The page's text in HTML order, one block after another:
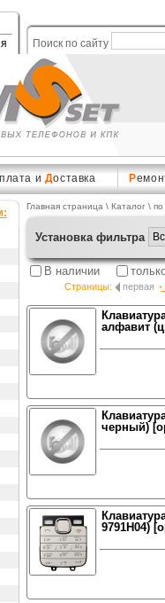
Поиск по сайту
плата и Доставка Р
Главная страница \ Каталог\ по
Установка фильтра
В наличии
Страницы: первая
алфавит
черный)
9791H04)